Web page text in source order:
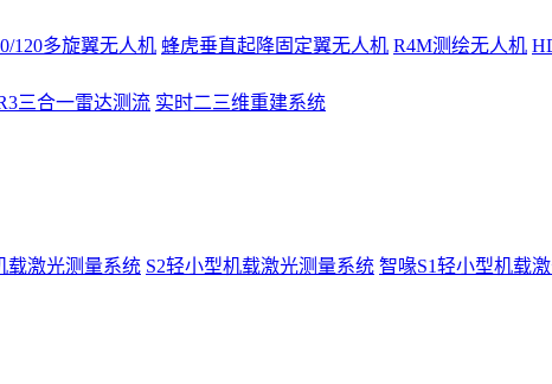
120多旋翼无人机 蜂虎垂直起降固定翼无人机 R4M测绘无人机
三合一雷达测流 实时二三维重建系统
载激光测量系统 S2轻小型机载激光测量系统 智喙S1轻小型机载